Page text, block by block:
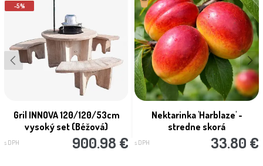
-5%
Gril INNOVA 120/120/53cm
vysoký set (Béžová)
s DPH 900.98 €
Nektarinka 'Harblaze' -
stredne skorá
s DPH 33.80 €